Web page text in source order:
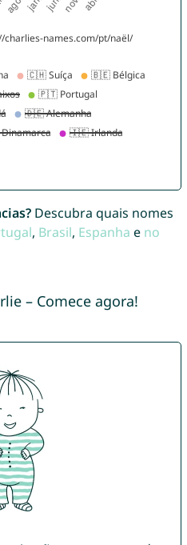
Descubra quais nomes
, Brasil, Espanha e no
– Comece agora!